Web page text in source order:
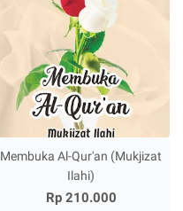
Membuka Al-Qur'an (Mukjizat
Ilahi)
Rp 210.000